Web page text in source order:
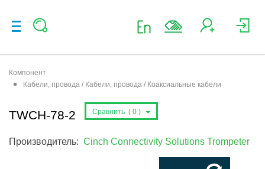
Компонент
Кабели, провода / Кабели, провода / Коаксиальные кабели
TWCH-78-2 Сравнить ( 0 )
Производитель: Cinch Connectivity Solutions Trompeter